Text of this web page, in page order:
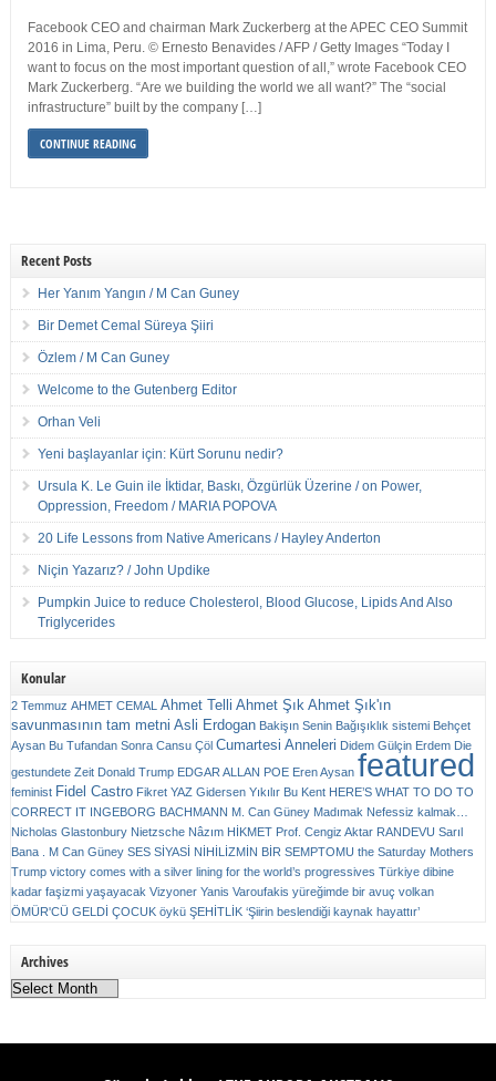
Facebook CEO and chairman Mark Zuckerberg at the APEC CEO Summit
2016 in Lima, Peru. © Ernesto Benavides / AFP / Getty Images “Today I
want to focus on the most important question of all,” wrote Facebook CEO
Mark Zuckerberg. “Are we building the world we all want?” The “social
infrastructure” built by the company […]
CONTINUE READING
Recent Posts
Her Yanım Yangın / M Can Guney
Bir Demet Cemal Süreya Şiiri
Özlem / M Can Guney
Welcome to the Gutenberg Editor
Orhan Veli
Yeni başlayanlar için: Kürt Sorunu nedir?
Ursula K. Le Guin ile İktidar, Baskı, Özgürlük Üzerine / on Power,
Oppression, Freedom / MARIA POPOVA
20 Life Lessons from Native Americans / Hayley Anderton
Niçin Yazarız? / John Updike
Pumpkin Juice to reduce Cholesterol, Blood Glucose, Lipids And Also
Triglycerides
Konular
2 Temmuz AHMET CEMAL Ahmet Telli Ahmet Şık Ahmet Şık'ın
savunmasının tam metni Asli Erdogan Bakişın Senin Bağışıklık sistemi Behçet
Aysan Bu Tufandan Sonra Cansu Çöl Cumartesi Anneleri Didem Gülçin Erdem Die
gestundete Zeit Donald Trump EDGAR ALLAN POE Eren Aysan featured
feminist Fidel Castro Fikret YAZ Gidersen Yıkılır Bu Kent HERE’S WHAT TO DO TO
CORRECT IT INGEBORG BACHMANN M. Can Güney Madımak Nefessiz kalmak…
Nicholas Glastonbury Nietzsche Nâzım HİKMET Prof. Cengiz Aktar RANDEVU Sarıl
Bana . M Can Güney SES SİYASİ NİHİLİZMİN BİR SEMPTOMU the Saturday Mothers
Trump victory comes with a silver lining for the world’s progressives Türkiye dibine
kadar faşizmi yaşayacak Vizyoner Yanis Varoufakis yüreğimde bir avuç volkan
ÖMÜR'CÜ GELDİ ÇOCUK öykü ŞEHİTLİK ‘Şiirin beslendiği kaynak hayattır’
Archives
Archives